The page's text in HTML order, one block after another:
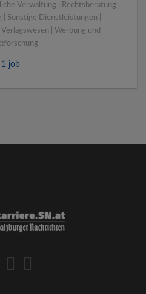
Verwaltung | Rechtsberatung
Sonstige Dienstleistungen |
| Werbung und
1 job